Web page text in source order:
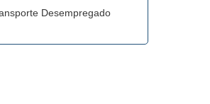
Desempregado